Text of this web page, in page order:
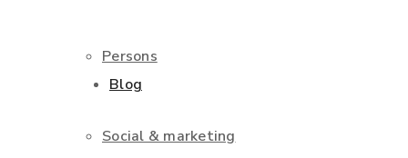
Persons
Social & marketing
Blog